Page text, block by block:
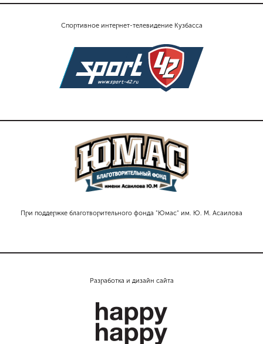
Спортивное интернет-телевидение Кузбасса
При поддержке благотворительного фонда "Юмас" им. Ю. М. Асаилова
Разработка и дизайн сайта